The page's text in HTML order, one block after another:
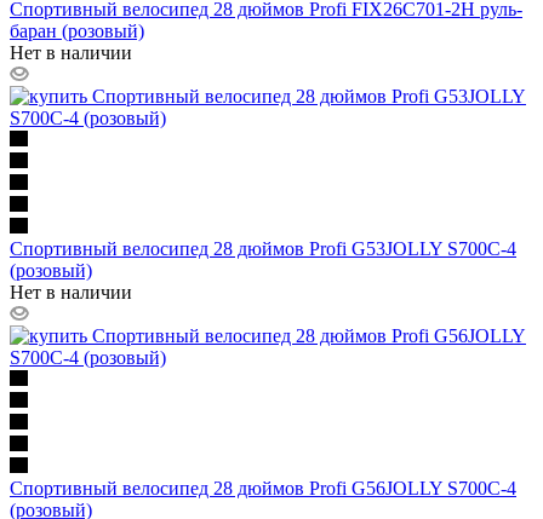
Спортивный велосипед 28 дюймов Profi FIX26C701-2H руль-
баран (розовый)
Нет в наличии
Спортивный велосипед 28 дюймов Profi G53JOLLY S700C-4
(розовый)
Нет в наличии
Спортивный велосипед 28 дюймов Profi G56JOLLY S700C-4
(розовый)